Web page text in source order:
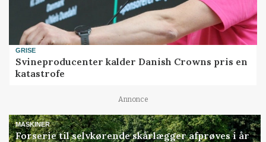
GRISE
Svineproducenter kalder Danish Crowns pris en
katastrofe
Annonce
MASKINER
Forserie til selvkørende skårlægger afprøves i år